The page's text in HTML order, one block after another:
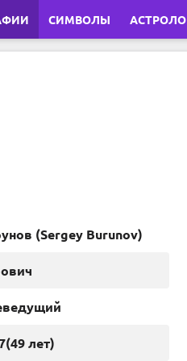
СИМВОЛЫ
(Sergey Burunov)
(49 лет)